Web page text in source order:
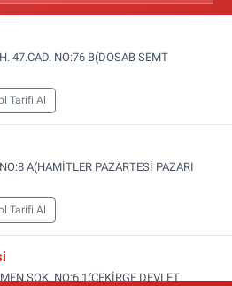
47.CAD. NO:76 B(DOSAB SEMT
Tarifi Al
A(HAMİTLER PAZARTESİ PAZARI
Tarifi Al
SOK. NO:6 1(ÇEKİRGE DEVLET